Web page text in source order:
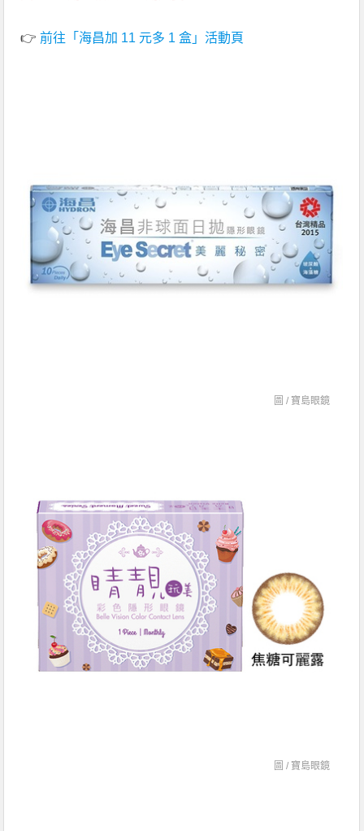
👉前往「海昌加 11 元多 1 盒」活動頁
圖 / 寶島眼鏡
圖 / 寶島眼鏡